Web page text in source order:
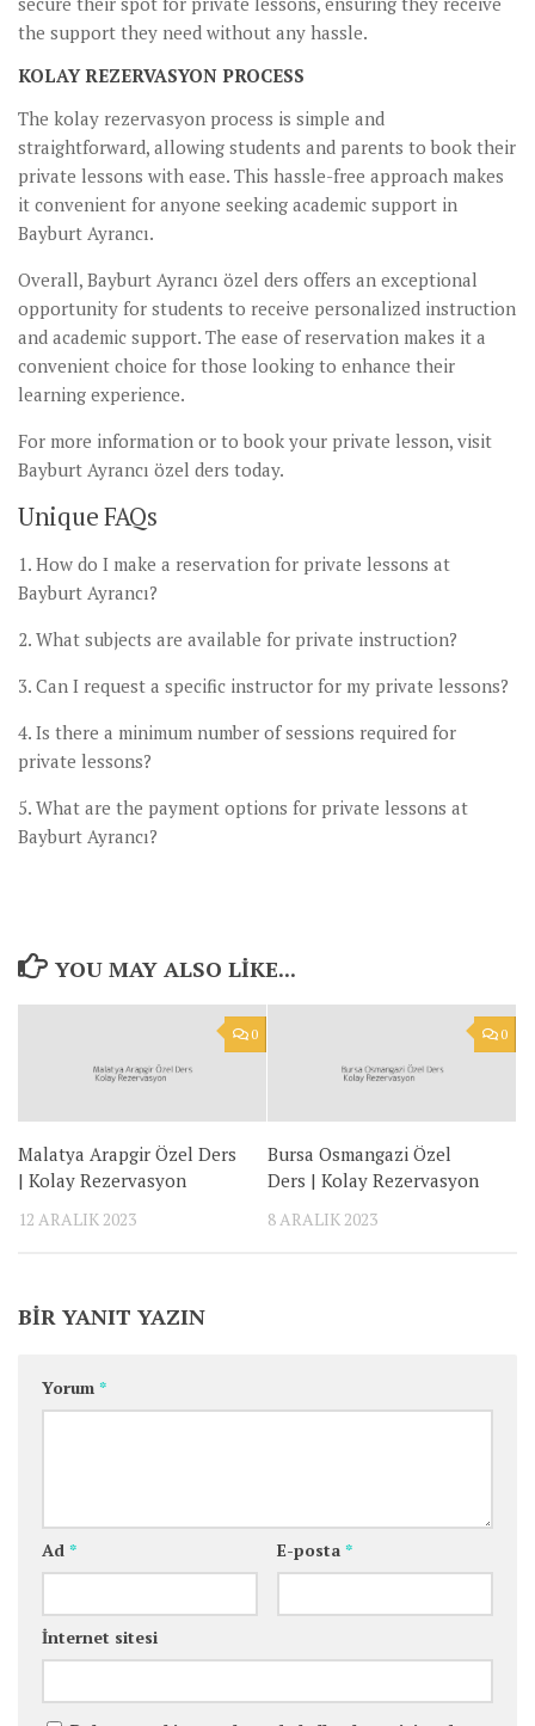
the support they need without any hassle.
KOLAY REZERVASYON PROCESS
The kolay rezervasyon process is simple and
straightforward, allowing students and parents to book their
private lessons with ease. This hassle-free approach makes
it convenient for anyone seeking academic support in
Bayburt Ayrancı.
Overall, Bayburt Ayrancı özel ders offers an exceptional
opportunity for students to receive personalized instruction
and academic support. The ease of reservation makes it a
convenient choice for those looking to enhance their
learning experience.
For more information or to book your private lesson, visit
Bayburt Ayrancı özel ders today.
Unique FAQs
1. How do I make a reservation for private lessons at
Bayburt Ayrancı?
2. What subjects are available for private instruction?
3. Can I request a specific instructor for my private lessons?
4. Is there a minimum number of sessions required for
private lessons?
5. What are the payment options for private lessons at
Bayburt Ayrancı?
YOU MAY ALSO LIKE...
0
Malatya Arapgir Özel Ders
| Kolay Rezervasyon
12 ARALIK 2023
0
Bursa Osmangazi Özel
Ders | Kolay Rezervasyon
8 ARALIK 2023
BIR YANIT YAZIN
Yorum *
Ad * E-posta *
İnternet sitesi